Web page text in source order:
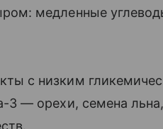
медленные
с низким
3 — орехи, семена